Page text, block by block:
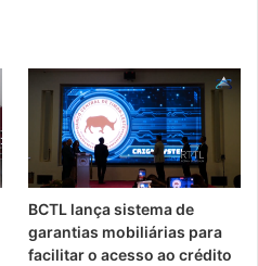
BCTL lança sistema de
garantias mobiliárias para
facilitar o acesso ao crédito